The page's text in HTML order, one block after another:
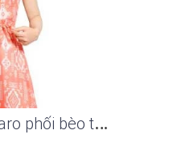
Đ
ầm xòe voan caro phối bèo thắt eo thanh lịch